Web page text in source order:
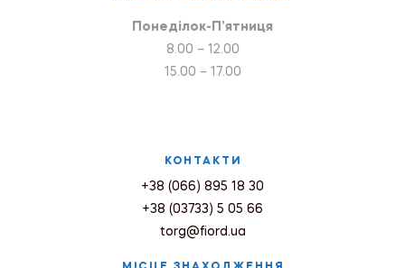
Понеділок-П’ятниця
8.00 – 12.00
15.00 – 17.00
КОНТАКТИ
+38 (066) 895 18 30
+38 (03733) 5 05 66
torg@fiord.ua